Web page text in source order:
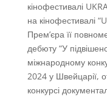
кінофестивалі
на кінофестивалі
Прем’єра її
дебюту “У
міжнародному
2024 у Швейцарії,
конкурсі